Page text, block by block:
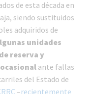
de esta década en
siendo sustituidos
adquiridos de
unidades
reserva y
ante fallas
del Estado de
–recientemente